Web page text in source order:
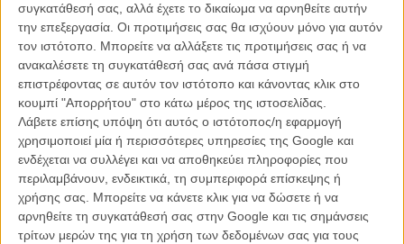
συγκατάθεσή σας, αλλά έχετε το δικαίωμα να αρνηθείτε αυτήν
την επεξεργασία. Οι προτιμήσεις σας θα ισχύουν μόνο για αυτόν
τον ιστότοπο. Μπορείτε να αλλάξετε τις προτιμήσεις σας ή να
ανακαλέσετε τη συγκατάθεσή σας ανά πάσα στιγμή
επιστρέφοντας σε αυτόν τον ιστότοπο και κάνοντας κλικ στο
κουμπί "Απορρήτου" στο κάτω μέρος της ιστοσελίδας.
Λάβετε επίσης υπόψη ότι αυτός ο ιστότοπος/η εφαρμογή
χρησιμοποιεί μία ή περισσότερες υπηρεσίες της Google και
ενδέχεται να συλλέγει και να αποθηκεύει πληροφορίες που
περιλαμβάνουν, ενδεικτικά, τη συμπεριφορά επίσκεψης ή
χρήσης σας. Μπορείτε να κάνετε κλικ για να δώσετε ή να
αρνηθείτε τη συγκατάθεσή σας στην Google και τις σημάνσεις
τρίτων μερών της για τη χρήση των δεδομένων σας για τους
Ο Ζακ Μπραφ χρειάζεται 2 εκατομμύρια για να κάνει την ταινία του
πραγματικότητα με τον τρόπο που θέλει: απόλυτη ελευθερία. Δείτε
τον στο βίντεο να εξηγεί τους λόγους που τον έκαναν να στραφεί
στο kickstarter και να προσπαθεί να σας πείσει να επενδύσετε στο
project του.